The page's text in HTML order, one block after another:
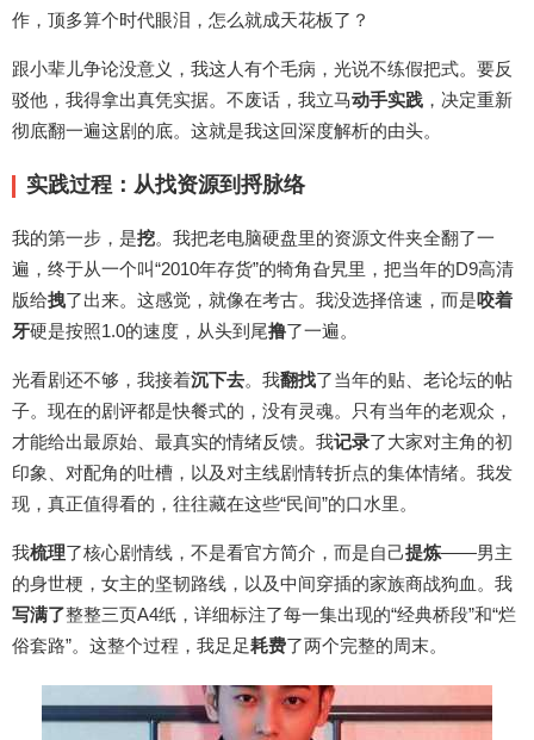
作，顶多算个时代眼泪，怎么就成天花板了？
跟小辈儿争论没意义，我这人有个毛病，光说不练假把式。要反
驳他，我得拿出真凭实据。不废话，我立马动手实践 ，决定重新
彻底翻一遍这剧的底。这就是我这回深度解析的由头。
实践过程：从找资源到捋脉络
我的第一步，是挖。我把老电脑硬盘里的资源文件夹全翻了一
遍，终于从一个叫“2010年存货”的犄角旮旯里，把当年的D9高清
版给拽了出来。这感觉，就像在考古。我没选择倍速，而是咬着
牙硬是按照1.0的速度，从头到尾撸了一遍。
光看剧还不够，我接着沉下去。我翻找了当年的贴、老论坛的帖
子。现在的剧评都是快餐式的，没有灵魂。只有当年的老观众，
才能给出最原始、最真实的情绪反馈。我记录了大家对主角的初
印象、对配角的吐槽，以及对主线剧情转折点的集体情绪。我发
现，真正值得看的，往往藏在这些“民间”的口水里。
我梳理了核心剧情线，不是看官方简介，而是自己提炼——男主
的身世梗，女主的坚韧路线，以及中间穿插的家族商战狗血。我
写满了整整三页A4纸，详细标注了每一集出现的“经典桥段”和“烂
俗套路”。这整个过程，我足足耗费了两个完整的周末。